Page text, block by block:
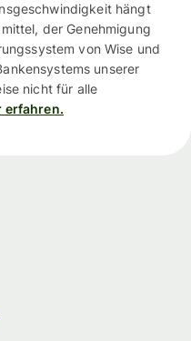
hängt
der Genehmigung
von Wise und
unserer
nicht für alle
erfahren.